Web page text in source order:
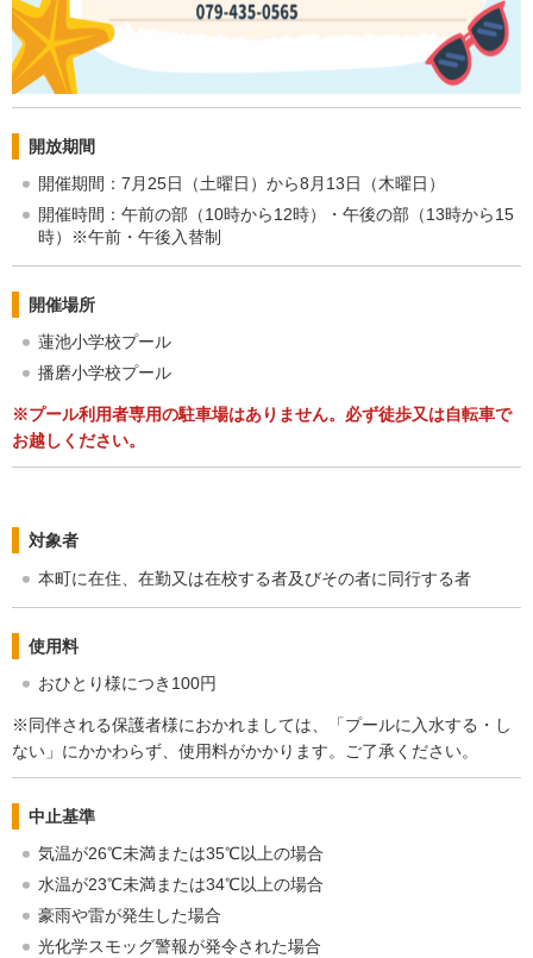
開放期間
開催期間：7月25日（土曜日）から8月13日（木曜日）
開催時間：午前の部（10時から12時）・午後の部（13時から15
時）※午前・午後入替制
開催場所
蓮池小学校プール
播磨小学校プール
※プール利用者専用の駐車場はありません。必ず徒歩又は自転車で
お越しください。
対象者
本町に在住、在勤又は在校する者及びその者に同行する者
使用料
おひとり様につき100円
※同伴される保護者様におかれましては、「プールに入水する・し
ない」にかかわらず、使用料がかかります。ご了承ください。
中止基準
気温が26℃未満または35℃以上の場合
水温が23℃未満または34℃以上の場合
豪雨や雷が発生した場合
光化学スモッグ警報が発令された場合